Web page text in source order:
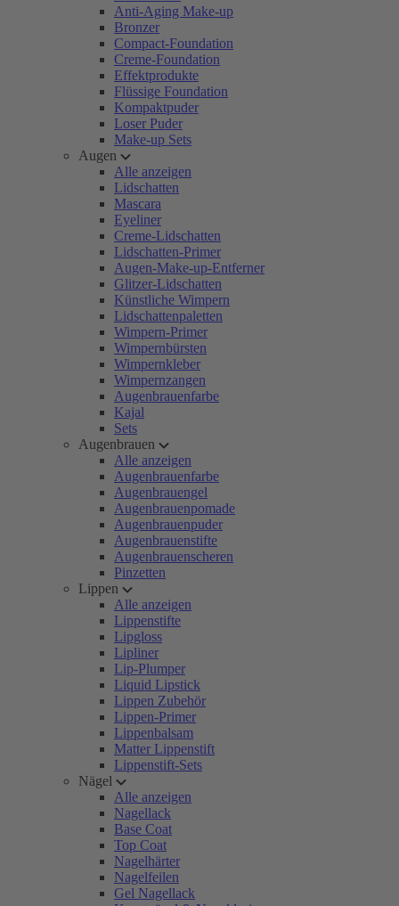
Anti-Aging Make-up
Bronzer
Compact-Foundation
Creme-Foundation
Effektprodukte
Flüssige Foundation
Kompaktpuder
Loser Puder
Make-up Sets
Augen
Alle anzeigen
Lidschatten
Mascara
Eyeliner
Creme-Lidschatten
Lidschatten-Primer
Augen-Make-up-Entferner
Glitzer-Lidschatten
Künstliche Wimpern
Lidschattenpaletten
Wimpern-Primer
Wimpernbürsten
Wimpernkleber
Wimpernzangen
Augenbrauenfarbe
Kajal
Sets
Augenbrauen
Alle anzeigen
Augenbrauenfarbe
Augenbrauengel
Augenbrauenpomade
Augenbrauenpuder
Augenbrauenstifte
Augenbrauenscheren
Pinzetten
Lippen
Alle anzeigen
Lippenstifte
Lipgloss
Lipliner
Lip-Plumper
Liquid Lipstick
Lippen Zubehör
Lippen-Primer
Lippenbalsam
Matter Lippenstift
Lippenstift-Sets
Nägel
Alle anzeigen
Nagellack
Base Coat
Top Coat
Nagelhärter
Nagelfeilen
Gel Nagellack